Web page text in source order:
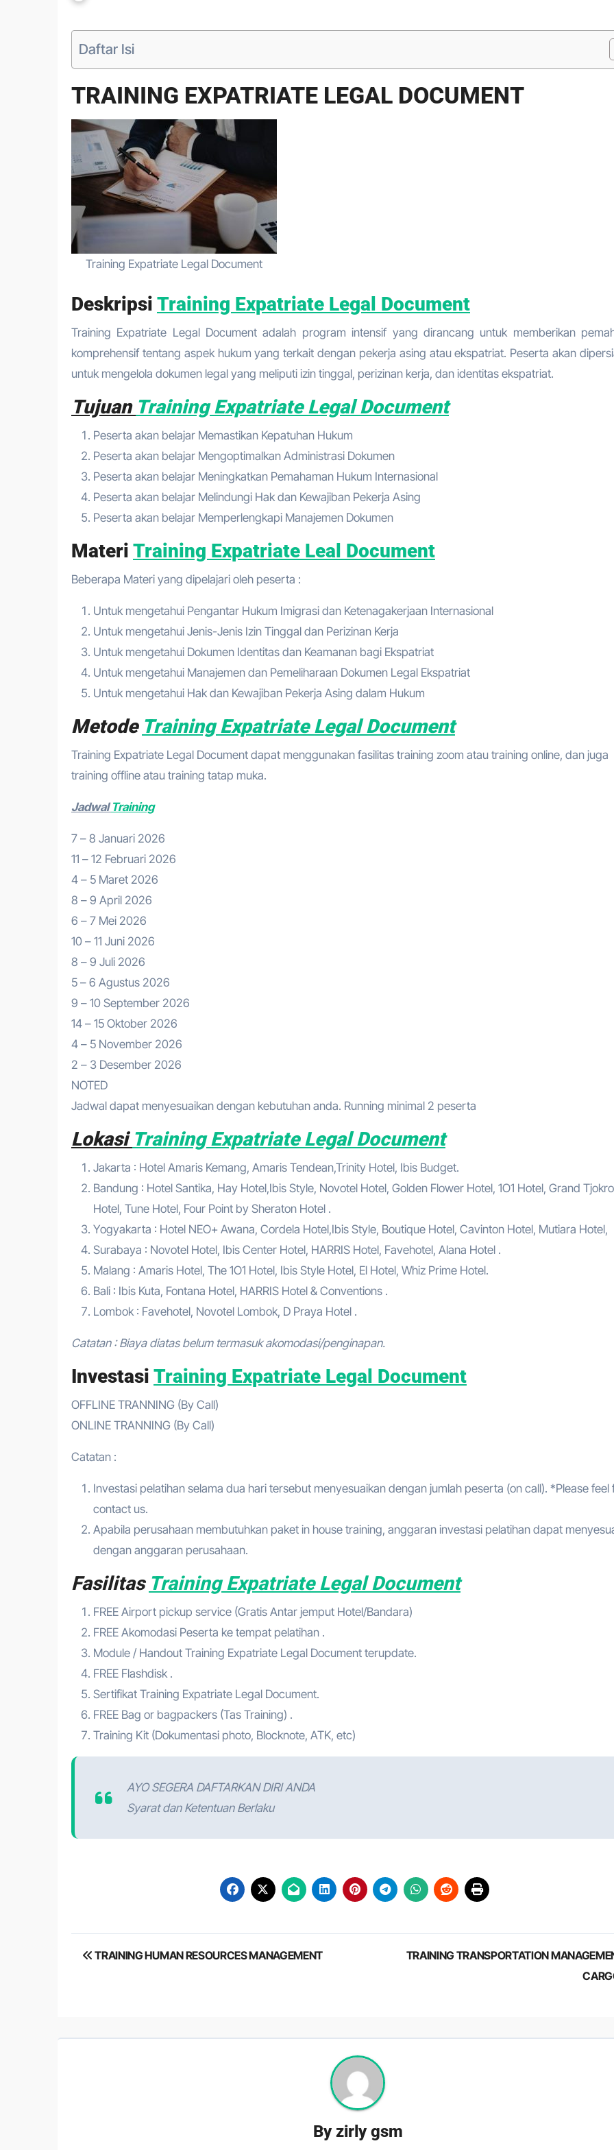
Daftar Isi
TRAINING EXPATRIATE LEGAL DOCUMENT
Training Expatriate Legal Document
Deskripsi Training Expatriate Legal Document
Training Expatriate Legal Document adalah program intensif yang dirancang untuk memberikan pemahaman
komprehensif tentang aspek hukum yang terkait dengan pekerja asing atau ekspatriat. Peserta akan
untuk mengelola dokumen legal yang meliputi izin tinggal, perizinan kerja, dan identitas ekspatriat.
Tujuan Training Expatriate Legal Document
Peserta akan belajar Memastikan Kepatuhan Hukum
Peserta akan belajar Mengoptimalkan Administrasi Dokumen
Peserta akan belajar Meningkatkan Pemahaman Hukum Internasional
Peserta akan belajar Melindungi Hak dan Kewajiban Pekerja Asing
Peserta akan belajar Memperlengkapi Manajemen Dokumen
Materi Training Expatriate Leal Document
Beberapa Materi yang dipelajari oleh peserta :
Untuk mengetahui Pengantar Hukum Imigrasi dan Ketenagakerjaan Internasional
Untuk mengetahui Jenis-Jenis Izin Tinggal dan Perizinan Kerja
Untuk mengetahui Dokumen Identitas dan Keamanan bagi Ekspatriat
Untuk mengetahui Manajemen dan Pemeliharaan Dokumen Legal Ekspatriat
Untuk mengetahui Hak dan Kewajiban Pekerja Asing dalam Hukum
Metode Training Expatriate Legal Document
Training Expatriate Legal Document dapat menggunakan fasilitas training zoom atau training online, dan juga
training offline atau training tatap muka.
JadwalTraining
7 – 8 Januari 2026
11 – 12 Februari 2026
4 – 5 Maret 2026
8 – 9 April 2026
6 – 7 Mei 2026
10 – 11 Juni 2026
8 – 9 Juli 2026
5 – 6 Agustus 2026
9 – 10 September 2026
14 – 15 Oktober 2026
4 – 5 November 2026
2 – 3 Desember 2026
NOTED
Jadwal dapat menyesuaikan dengan kebutuhan anda. Running minimal 2 peserta
Lokasi Training Expatriate Legal Document
Jakarta : Hotel Amaris Kemang, Amaris Tendean,Trinity Hotel, Ibis Budget.
Bandung : Hotel Santika, Hay Hotel,Ibis Style, Novotel Hotel, Golden Flower Hotel, 1O1 Hotel, Grand Tjokro
Hotel, Tune Hotel, Four Point by Sheraton Hotel .
Yogyakarta : Hotel NEO+ Awana, Cordela Hotel,Ibis Style, Boutique Hotel, Cavinton Hotel, Mutiara Hotel,
Surabaya : Novotel Hotel, Ibis Center Hotel, HARRIS Hotel, Favehotel, Alana Hotel .
Malang : Amaris Hotel, The 1O1 Hotel, Ibis Style Hotel, El Hotel, Whiz Prime Hotel.
Bali : Ibis Kuta, Fontana Hotel, HARRIS Hotel & Conventions .
Lombok : Favehotel, Novotel Lombok, D Praya Hotel .
Catatan : Biaya diatas belum termasuk akomodasi/penginapan.
Investasi Training Expatriate Legal Document
OFFLINE TRANNING (By Call)
ONLINE TRANNING (By Call)
Catatan :
Investasi pelatihan selama dua hari tersebut menyesuaikan dengan jumlah peserta (on call). *Please feel
contact us.
Apabila perusahaan membutuhkan paket in house training, anggaran investasi pelatihan dapat
dengan anggaran perusahaan.
Fasilitas Training Expatriate Legal Document
FREE Airport pickup service (Gratis Antar jemput Hotel/Bandara)
FREE Akomodasi Peserta ke tempat pelatihan .
Module / Handout Training Expatriate Legal Document terupdate.
FREE Flashdisk .
Sertifikat Training Expatriate Legal Document.
FREE Bag or bagpackers (Tas Training) .
Training Kit (Dokumentasi photo, Blocknote, ATK, etc)
AYO SEGERA DAFTARKAN DIRI ANDA
Syarat dan Ketentuan Berlaku
Post
TRAINING HUMAN RESOURCES MANAGEMENT
TRAINING TRANSPORTATION
Byzirly gsm